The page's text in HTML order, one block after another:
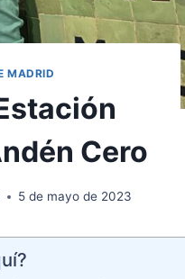
MADRID
Cero
5 de mayo de 2023